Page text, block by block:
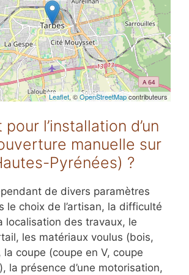
Leaflet, ©OpenStreetMapcontributeurs
l’installation d’un
manuelle sur
Pyrénées) ?
de divers paramètres
le choix de l’artisan, la difficulté
localisation des travaux, le
les matériaux voulus (bois,
coupe (coupe en V, coupe
la présence d’une motorisation,